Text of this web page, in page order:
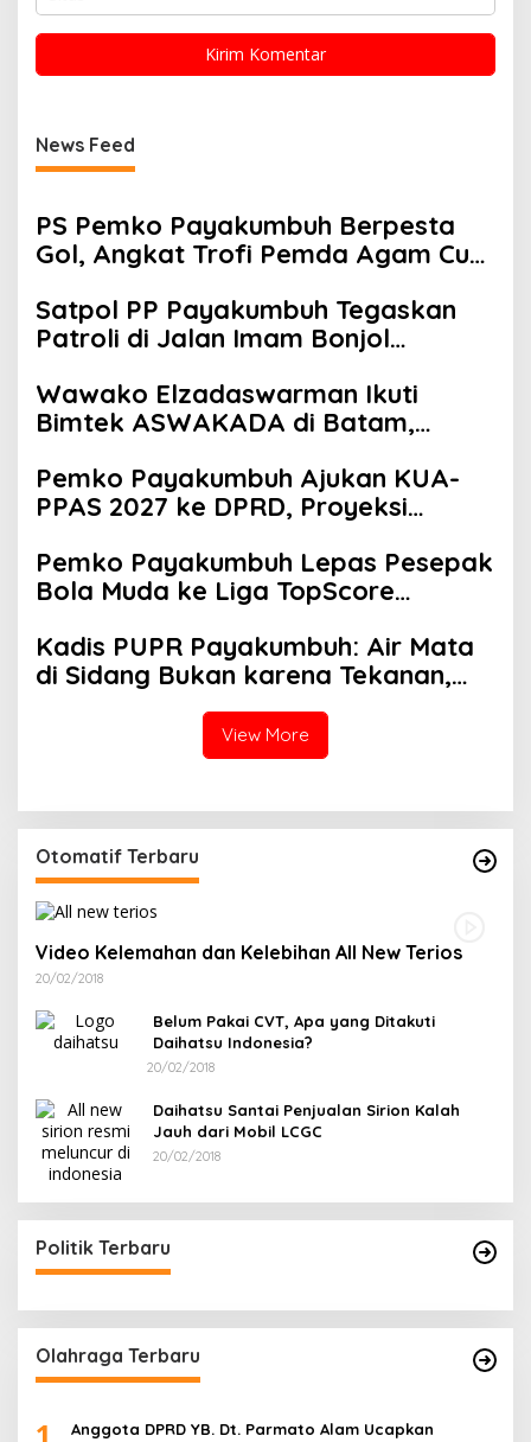
News Feed
PS Pemko Payakumbuh Berpesta
Gol, Angkat Trofi Pemda Agam Cup
Satpol PP Payakumbuh Tegaskan
Patroli di Jalan Imam Bonjol
Wawako Elzadaswarman Ikuti
Bimtek ASWAKADA di Batam,
dan Sinkronisasi Kebijakan
Pemko Payakumbuh Ajukan KUA-
PPAS 2027 ke DPRD, Proyeksi
Pemko Payakumbuh Lepas Pesepak
Bola Muda ke Liga TopScore
Kadis PUPR Payakumbuh: Air Mata
di Sidang Bukan karena Tekanan,
View More
Otomatif Terbaru
Video Kelemahan dan Kelebihan All New Terios
20/02/2018
Belum Pakai CVT, Apa yang Ditakuti
Daihatsu Indonesia?
20/02/2018
Daihatsu Santai Penjualan Sirion Kalah
Jauh dari Mobil LCGC
20/02/2018
Politik Terbaru
Olahraga Terbaru
1
Anggota DPRD YB. Dt. Parmato Alam Ucapkan